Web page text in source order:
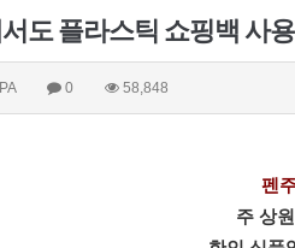
도 플라스틱 쇼핑백 사
0 58,848
펜
주 상